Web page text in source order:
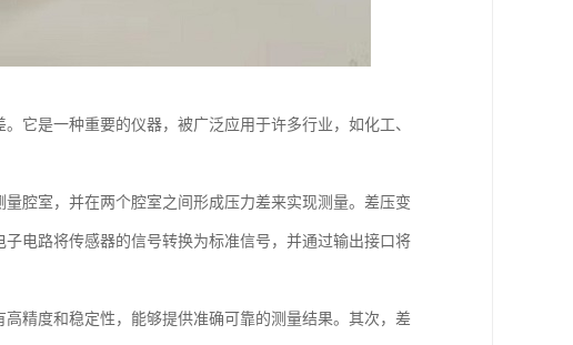
它是一种重要的仪器，被广泛应用于许多行业，如化工、
腔室，并在两个腔室之间形成压力差来实现测量。差压变
电路将传感器的信号转换为标准信号，并通过输出接口将
精度和稳定性，能够提供准确可靠的测量结果。其次，差